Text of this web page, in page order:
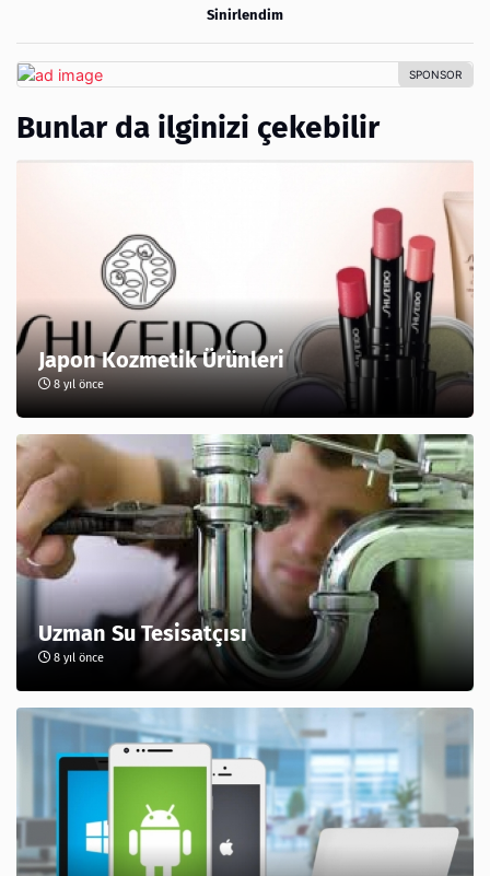
Sinirlendim
Bunlar da ilginizi çekebilir
Japon Kozmetik Ürünleri
8 yıl önce
Uzman Su Tesisatçısı
8 yıl önce